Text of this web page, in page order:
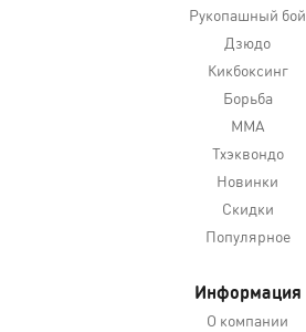
Рукопашный бой
Дзюдо
Кикбоксинг
Борьба
MMA
Тхэквондо
Новинки
Скидки
Популярное
Информация
О компании